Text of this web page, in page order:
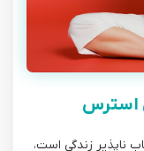
استرس
ناپذیر زندگی است،